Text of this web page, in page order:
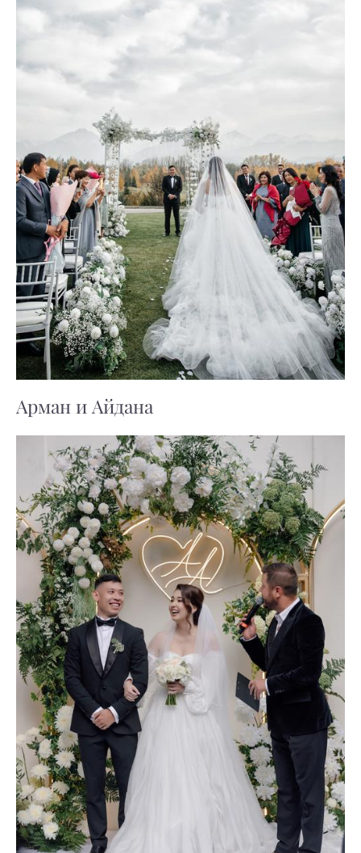
Арман и Айдана